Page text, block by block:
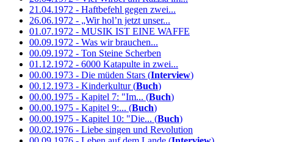
21.04.1972 - Haftbefehl gegen zwei...
26.06.1972 - „Wir hol’n jetzt unser...
01.07.1972 - MUSIK IST EINE WAFFE
00.09.1972 - Was wir brauchen...
00.09.1972 - Ton Steine Scherben
01.12.1972 - 6000 Katapulte in zwei...
00.00.1973 - Die müden Stars (Interview)
00.12.1973 - Kinderkultur (Buch)
00.00.1975 - Kapitel 7: "Im... (Buch)
00.00.1975 - Kapitel 9:... (Buch)
00.00.1975 - Kapitel 10: "Die... (Buch)
00.02.1976 - Liebe singen und Revolution